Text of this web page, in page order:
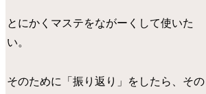
とにかくマステをながーくして使いた
い。
そのために「振り返り」をしたら、その